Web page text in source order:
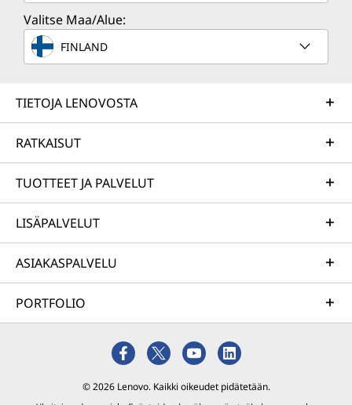
Valitse Maa/Alue:
FINLAND
TIETOJA LENOVOSTA
RATKAISUT
TUOTTEET JA PALVELUT
LISÄPALVELUT
ASIAKASPALVELU
PORTFOLIO
© 2026 Lenovo. Kaikki oikeudet pidätetään.